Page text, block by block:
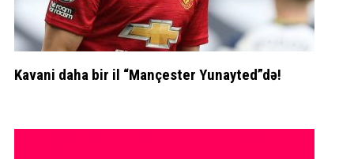
Kavani daha bir il “Mançester Yunayted”də!